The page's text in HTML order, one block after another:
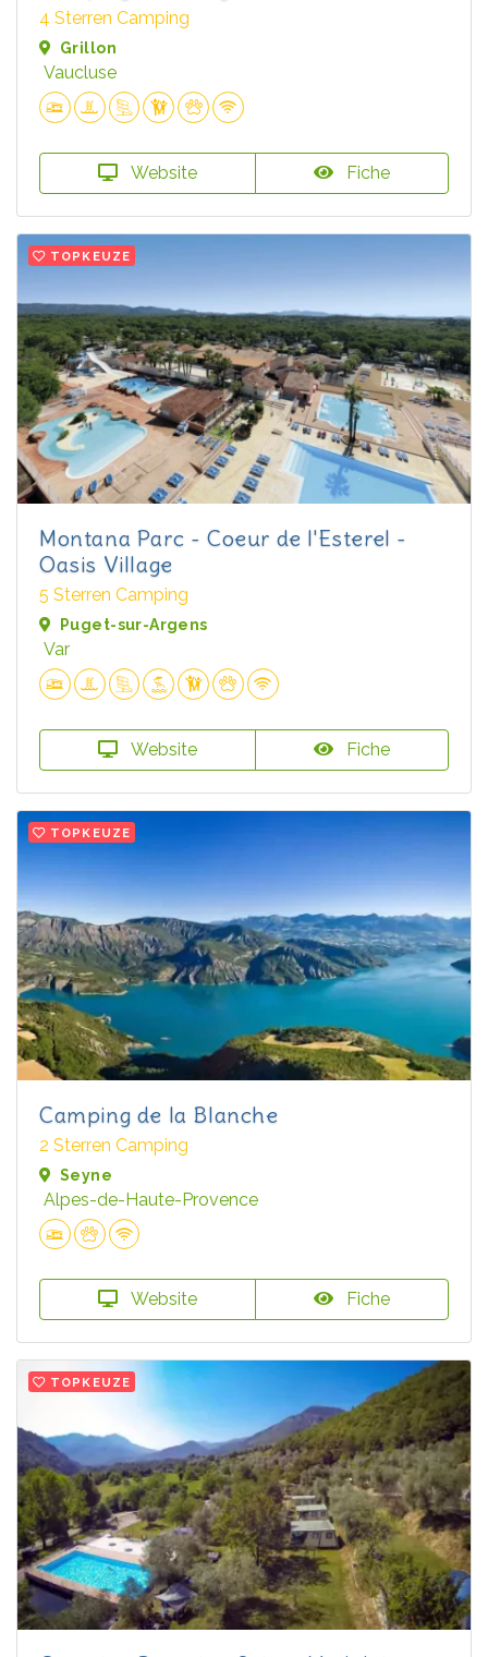
4 Sterren Camping
Grillon
Vaucluse
Website Fiche
TOPKEUZE
Montana Parc - Coeur de l'Esterel -
Oasis Village
5 Sterren Camping
Puget-sur-Argens
Var
Website Fiche
TOPKEUZE
Camping de la Blanche
2 Sterren Camping
Seyne
Alpes-de-Haute-Provence
Website Fiche
TOPKEUZE